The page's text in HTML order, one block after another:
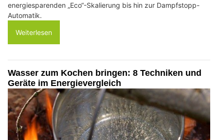
energiesparenden „Eco“-Skalierung bis hin zur Dampfstopp-
Automatik.
Weiterlesen
Wasser zum Kochen bringen: 8 Techniken und
Geräte im Energievergleich